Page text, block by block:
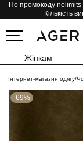
По промокоду nolimits
Кількість
Жінкам
Інтернет-магазин одягу/
-69%